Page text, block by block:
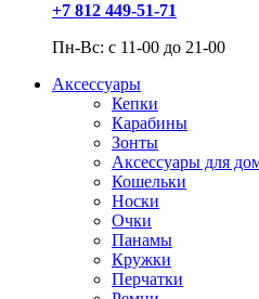
+7 812 449-51-71
Пн-Вс: с 11-00 до 21-00
Аксессуары
Кепки
Карабины
Зонты
Аксессуары для
Кошельки
Носки
Очки
Панамы
Кружки
Перчатки